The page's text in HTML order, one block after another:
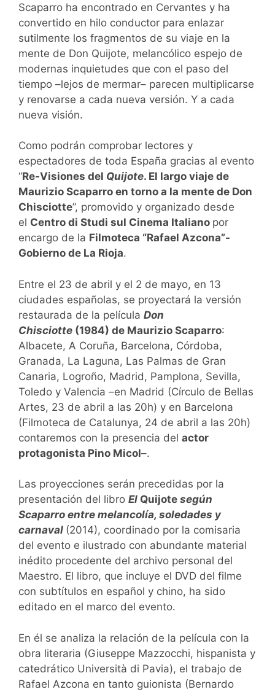
Scaparro ha encontrado en Cervantes y ha
convertido en hilo conductor para enlazar
sutilmente los fragmentos de su viaje en la
mente de Don Quijote, melancólico espejo de
modernas inquietudes que con el paso del
tiempo –lejos de mermar– parecen multiplicarse
y renovarse a cada nueva versión. Y a cada
nueva visión.
Como podrán comprobar lectores y
espectadores de toda España gracias al evento
“Re-Visiones del Quijote. El largo viaje de
Maurizio Scaparro en torno a la mente de Don
Chisciotte”, promovido y organizado desde
el Centro di Studi sul Cinema Italiano por
encargo de la Filmoteca “Rafael Azcona”-
Gobierno de La Rioja.
Entre el 23 de abril y el 2 de mayo, en 13
ciudades españolas, se proyectará la versión
restaurada de la película Don
Chisciotte (1984) de Maurizio Scaparro:
Albacete, A Coruña, Barcelona, Córdoba,
Granada, La Laguna, Las Palmas de Gran
Canaria, Logroño, Madrid, Pamplona, Sevilla,
Toledo y Valencia –en Madrid (Círculo de Bellas
Artes, 23 de abril a las 20h) y en Barcelona
(Filmoteca de Catalunya, 24 de abril a las 20h)
contaremos con la presencia del actor
protagonista Pino Micol–.
Las proyecciones serán precedidas por la
presentación del libro El Quijote según
Scaparro entre melancolía, soledades y
carnaval (2014), coordinado por la comisaria
del evento e ilustrado con abundante material
inédito procedente del archivo personal del
Maestro. El libro, que incluye el DVD del filme
con subtítulos en español y chino, ha sido
editado en el marco del evento.
En él se analiza la relación de la película con la
obra literaria (Giuseppe Mazzocchi, hispanista y
catedrático Università di Pavia), el trabajo de
Rafael Azcona en tanto guionista (Bernardo